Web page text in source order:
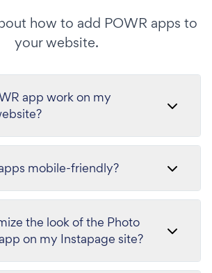
how to add POWR apps to
your website.
app work on my
mobile-friendly?
the look of the Photo
on my Instapage site?